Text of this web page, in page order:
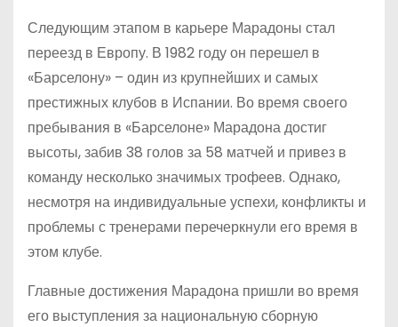
Следующим этапом в карьере Марадоны стал
переезд в Европу. В 1982 году он перешел в
«Барселону» – один из крупнейших и самых
престижных клубов в Испании. Во время своего
пребывания в «Барселоне» Марадона достиг
высоты, забив 38 голов за 58 матчей и привез в
команду несколько значимых трофеев. Однако,
несмотря на индивидуальные успехи, конфликты и
проблемы с тренерами перечеркнули его время в
этом клубе.
Главные достижения Марадона пришли во время
его выступления за национальную сборную